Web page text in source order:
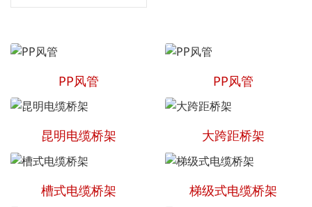
PP风管 PP风管
昆明电缆桥架 大跨距桥架
槽式电缆桥架 梯级式电缆桥架